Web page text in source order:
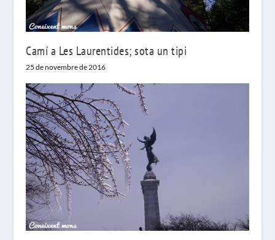
Camí a Les Laurentides; sota un tipi
25 de novembre de 2016